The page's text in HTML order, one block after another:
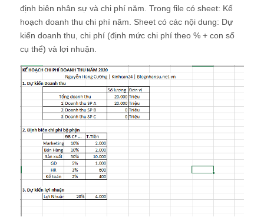
định biên nhân sự và chi phí năm. Trong file có sheet: Kế
hoạch doanh thu chi phí năm. Sheet có các nội dung: Dự
kiến doanh thu, chi phí (định mức chi phí theo % + con số
cụ thể) và lợi nhuận.